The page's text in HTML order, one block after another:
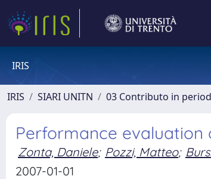
IRIS
IRIS SIARI UNITN 03 Contributo in
Performance
Zonta, Daniele; Pozzi, Matteo;
2007-01-01